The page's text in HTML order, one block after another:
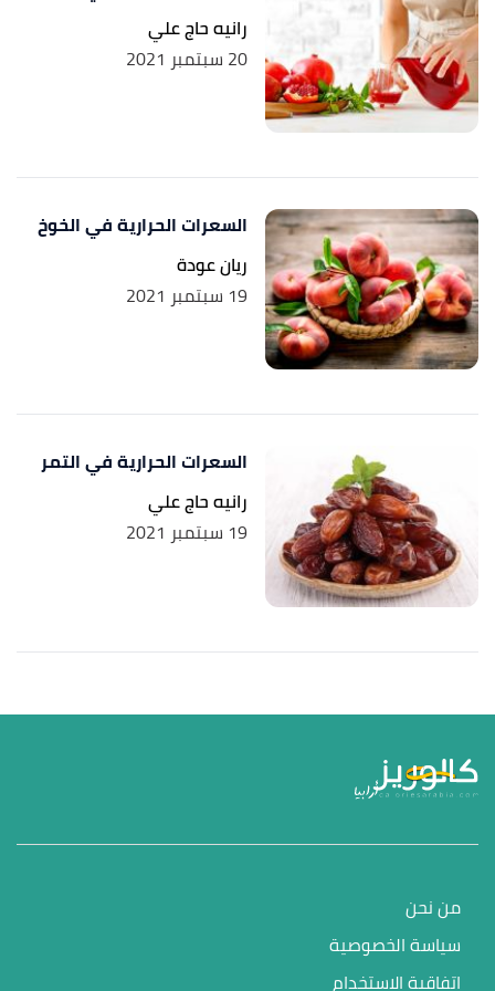
16/3/2023. Edited.
↑
"Pineapple, dried"
,fdc, 28/10/2022, Retrieved
16/3/2023. Edited.
↑
"Plums, dried (prunes), uncooked"
,fdc, 1/4/2019,
Retrieved 16/3/2023. Edited.
رانيه حاج علي
20 سبتمبر 2021
السعرات الحرارية في الخوخ
ريان عودة
19 سبتمبر 2021
السعرات الحرارية في التمر
رانيه حاج علي
19 سبتمبر 2021
من نحن
سياسة الخصوصية
اتفاقية الاستخدام